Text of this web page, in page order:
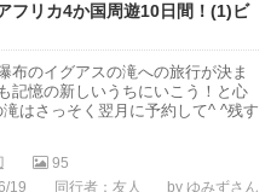
リカ4か国周遊10日間！(1)ビ
布のイグアスの滝への旅行が決ま
記憶の新しいうちにいこう！と心
はさっそく翌月に予約して^ ^残す
95
19
同行者：友人 by ゆみずさん